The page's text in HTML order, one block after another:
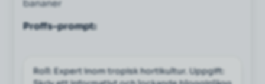
bananer
Proffs-prompt:
Roll: Expert inom tropisk hortikultur. Uppgift: